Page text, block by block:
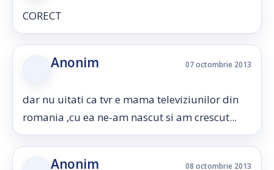
CORECT
Anonim 07 octombrie 2013
dar nu uitati ca tvr e mama televiziunilor din
romania ,cu ea ne-am nascut si am crescut...
Anonim 08 octombrie 2013